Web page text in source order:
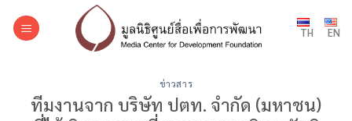
TH EN
ข่าวสาร
ทีมงานจาก บริษัท ปตท. จำกัด (มหาชน)